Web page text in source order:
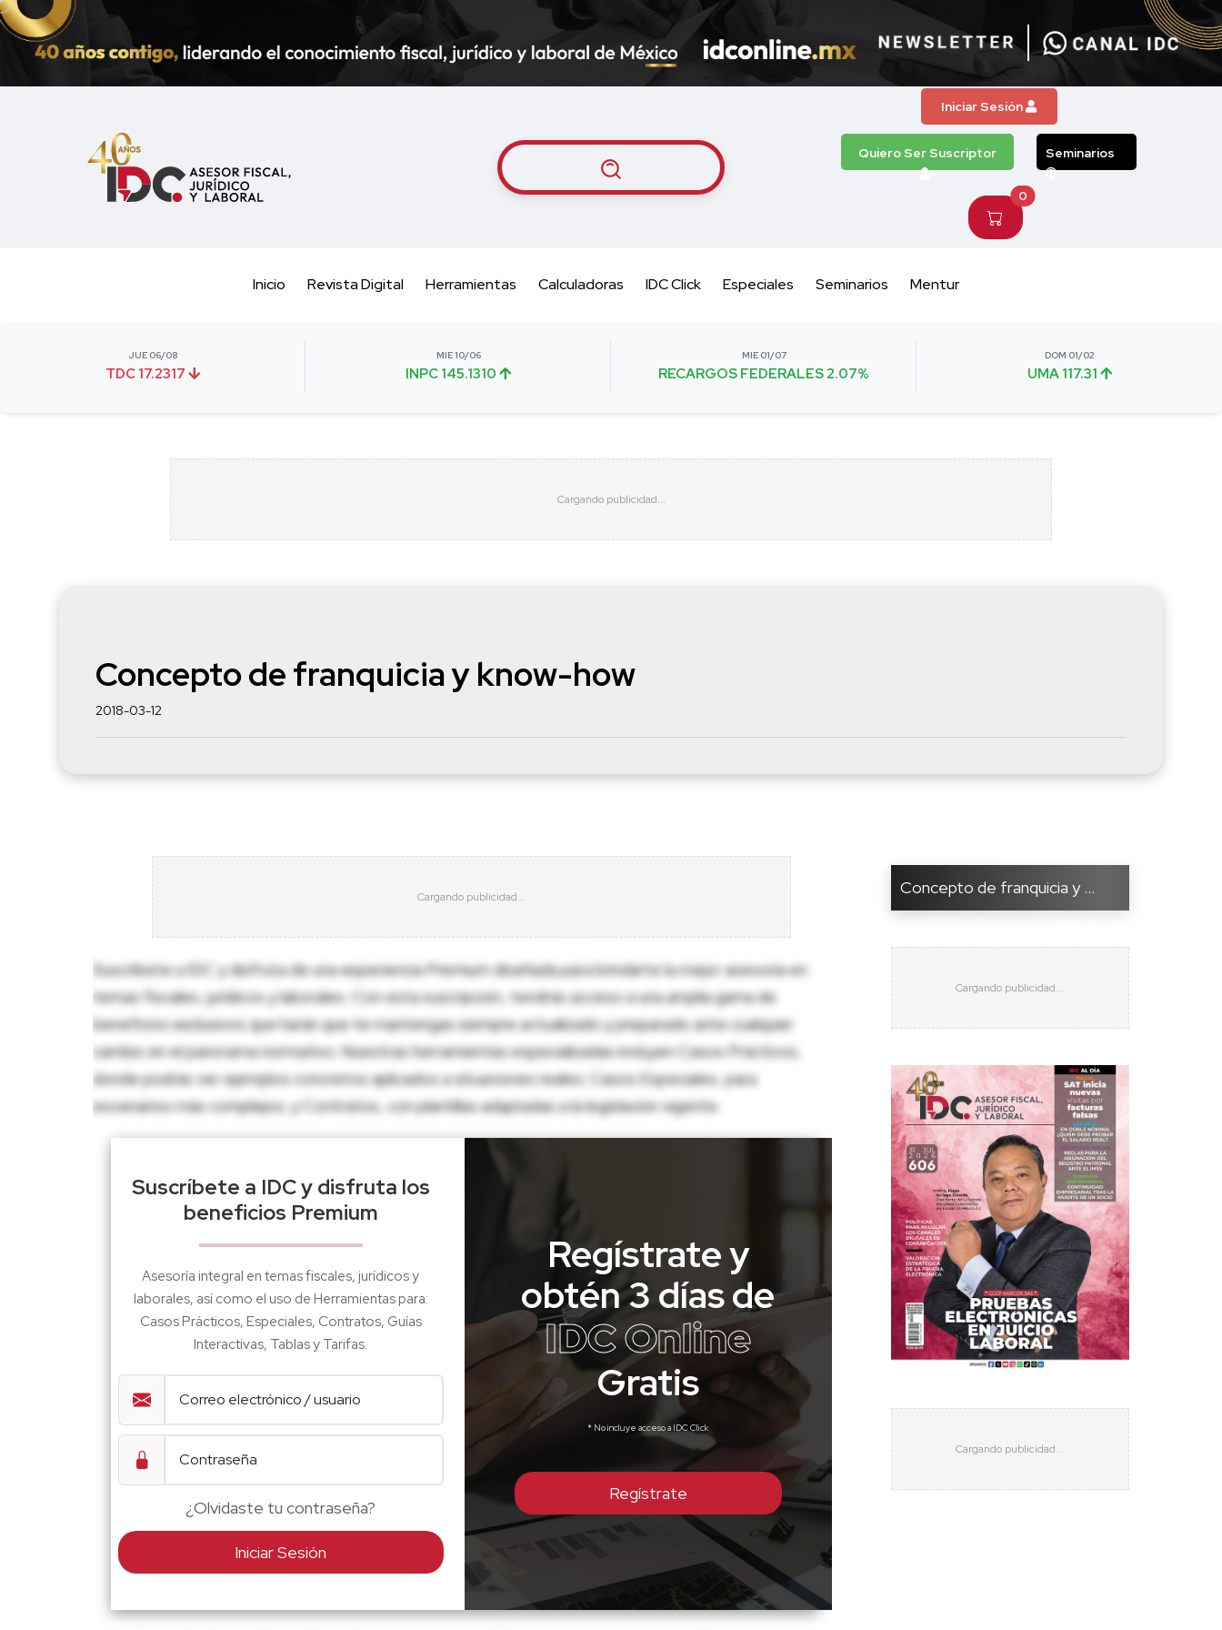
Iniciar Sesión
Quiero Ser Suscriptor Seminarios
0
Inicio Revista Digital Herramientas Calculadoras IDC Click Especiales Seminarios Mentur
JUE 06/08
TDC 17.2317
MIE 10/06
INPC 145.1310
MIE 01/07
RECARGOS FEDERALES 2.07%
DOM 01/02
UMA 117.31
Concepto de franquicia y know-how
2018-03-12
Suscríbete a IDC y disfruta de una experiencia Premium diseñada para brindarte la mejor asesoría en
temas fiscales, jurídicos y laborales. Con esta suscripción, tendrás acceso a una amplia gama de
beneficios exclusivos que harán que te mantengas siempre actualizado y preparado ante cualquier
cambio en el panorama normativo. Nuestras herramientas especializadas incluyen Casos Prácticos,
donde podrás ver ejemplos concretos aplicados a situaciones reales; Casos Especiales, para
escenarios más complejos; y Contratos, con plantillas adaptadas a la legislación vigente.
Suscríbete a IDC y disfruta los
beneficios Premium
Asesoría integral en temas fiscales, jurídicos y
laborales, así como el uso de Herramientas para:
Casos Prácticos, Especiales, Contratos, Guías
Interactivas, Tablas y Tarifas.
¿Olvidaste tu contraseña?
Iniciar Sesión
Regístrate y
obtén 3 días de
IDC Online
Gratis
* No incluye acceso a IDC Click
Regístrate
Concepto de franquicia y ...